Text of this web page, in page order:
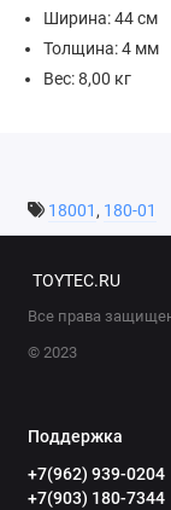
Ширина: 44 см
Толщина: 4 мм
Вес: 8,00 кг
18001, 180-01
TOYTEC.RU
Все права
© 2023
Поддержка
+7(962) 939-0204
+7(903) 180-7344